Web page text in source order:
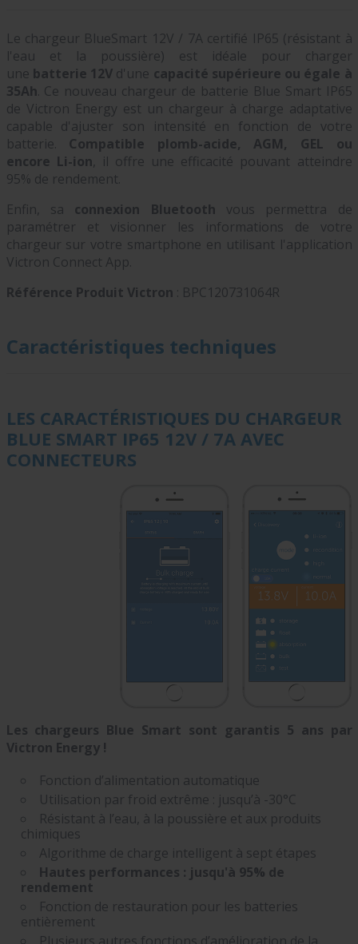
Le chargeur BlueSmart 12V / 7A certifié IP65 (résistant à
l'eau et la poussière)
est idéale pour charger
une batterie 12V d'une capacité supérieure ou égale à
35Ah. Ce nouveau chargeur de batterie Blue Smart IP65
de Victron Energy est un chargeur à charge adaptative
capable d'ajuster son intensité en fonction de votre
batterie. Compatible plomb-acide, AGM, GEL ou
encore Li-ion , il offre une efficacité pouvant atteindre
95% de rendement.
Enfin, sa connexion Bluetooth vous permettra de
paramétrer et visionner les informations de votre
chargeur sur votre smartphone en utilisant l'application
Victron Connect App.
Référence Produit Victron : BPC120731064R
Caractéristiques techniques
LES CARACTÉRISTIQUES DU CHARGEUR
BLUE SMART IP65 12V / 7A AVEC
CONNECTEURS
Les chargeurs Blue Smart sont garantis 5 ans par
Victron Energy !
Fonction d’alimentation automatique
Utilisation par froid extrême : jusqu’à -30°C
Résistant à l’eau, à la poussière et aux produits
chimiques
Algorithme de charge intelligent à sept étapes
Hautes performances : jusqu'à 95% de
rendement
Fonction de restauration pour les batteries
entièrement